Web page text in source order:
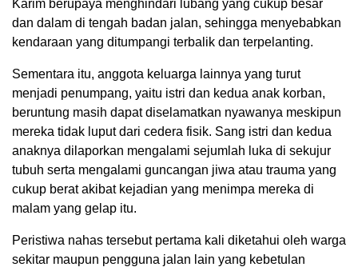
Karim berupaya menghindari lubang yang cukup besar
dan dalam di tengah badan jalan, sehingga menyebabkan
kendaraan yang ditumpangi terbalik dan terpelanting.
Sementara itu, anggota keluarga lainnya yang turut
menjadi penumpang, yaitu istri dan kedua anak korban,
beruntung masih dapat diselamatkan nyawanya meskipun
mereka tidak luput dari cedera fisik. Sang istri dan kedua
anaknya dilaporkan mengalami sejumlah luka di sekujur
tubuh serta mengalami guncangan jiwa atau trauma yang
cukup berat akibat kejadian yang menimpa mereka di
malam yang gelap itu.
Peristiwa nahas tersebut pertama kali diketahui oleh warga
sekitar maupun pengguna jalan lain yang kebetulan